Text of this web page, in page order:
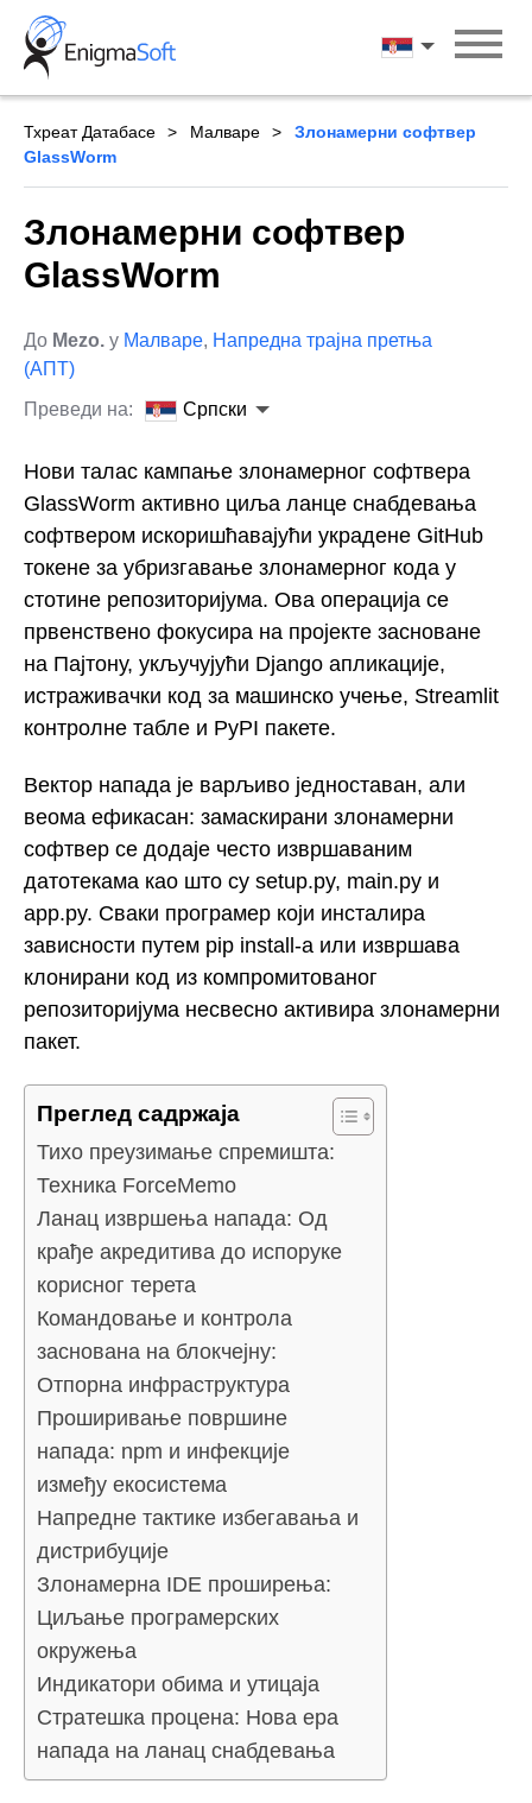
Skip
content
Српски
Тхреат Датабасе Малваре
Злонамерни софтвер
GlassWorm
Злонамерни софтвер
GlassWorm
До Mezo. у Малваре, Напредна трајна претња
(АПТ)
Преведи на:
Српски
Нови талас кампање злонамерног софтвера
GlassWorm активно циља ланце снабдевања
софтвером искоришћавајући украдене GitHub
токене за убризгавање злонамерног кода у
стотине репозиторијума. Ова операција се
првенствено фокусира на пројекте засноване
на Пајтону, укључујући Django апликације,
истраживачки код за машинско учење, Streamlit
контролне табле и PyPI пакете.
Вектор напада је варљиво једноставан, али
веома ефикасан: замаскирани злонамерни
софтвер се додаје често извршаваним
датотекама као што су setup.py, main.py и
app.py. Сваки програмер који инсталира
зависности путем pip install-а или извршава
клонирани код из компромитованог
репозиторијума несвесно активира злонамерни
пакет.
Преглед садржаја
Тихо преузимање спремишта:
Техника ForceMemo
Ланац извршења напада: Од
крађе акредитива до испоруке
корисног терета
Командовање и контрола
заснована на блокчејну:
Отпорна инфраструктура
Проширивање површине
напада: npm и инфекције
између екосистема
Напредне тактике избегавања и
дистрибуције
Злонамерна IDE проширења:
Циљање програмерских
окружења
Индикатори обима и утицаја
Стратешка процена: Нова ера
напада на ланац снабдевања